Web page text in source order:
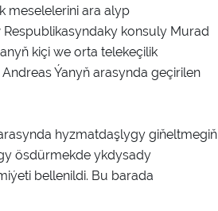
meselelerini ara alyp
konsuly Murad
kiçi we orta telekeçilik
Ýanyň arasynda geçirilen
hyzmatdaşlygy giňeltmegiň
ösdürmekde ykdysady
bellenildi. Bu barada